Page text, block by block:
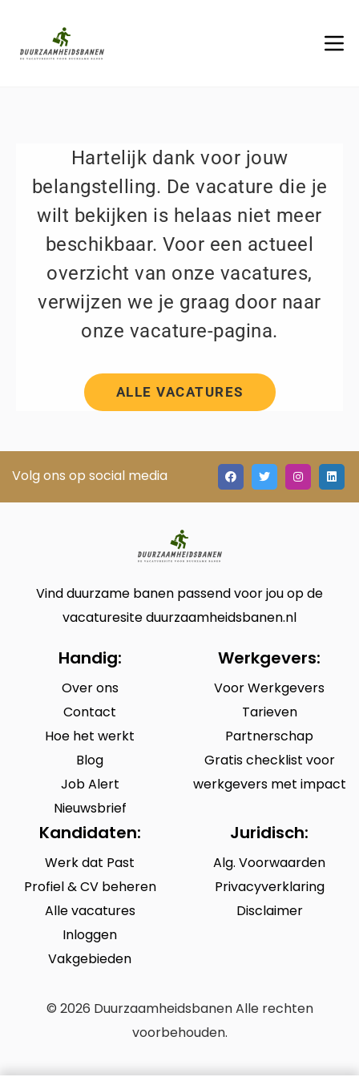
Hartelijk dank voor jouw
belangstelling. De vacature die je
wilt bekijken is helaas niet meer
beschikbaar. Voor een actueel
overzicht van onze vacatures,
verwijzen we je graag door naar
onze vacature-pagina.
ALLE VACATURES
Volg ons op social media
Vind duurzame banen passend voor jou op de
vacaturesite duurzaamheidsbanen.nl
Handig:
Over ons
Contact
Hoe het werkt
Blog
Job Alert
Nieuwsbrief
Werkgevers:
Voor Werkgevers
Tarieven
Partnerschap
Gratis checklist voor
werkgevers met impact
Kandidaten:
Werk dat Past
Profiel & CV beheren
Alle vacatures
Inloggen
Vakgebieden
Juridisch:
Alg. Voorwaarden
Privacyverklaring
Disclaimer
© 2026 Duurzaamheidsbanen Alle rechten
voorbehouden.